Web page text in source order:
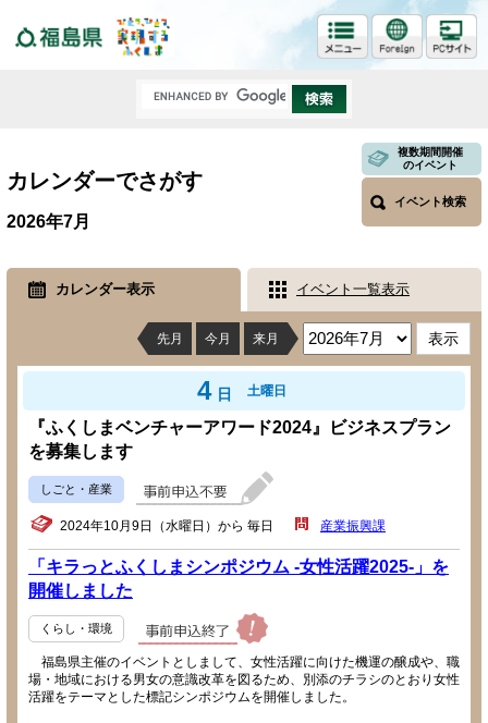
カレンダーでさがす
複数期間開催
のイベント
イベント検索
2026年7月
カレンダー表示 イベント一覧表示
先月 今月 来月
4 日 土曜日
『ふくしまベンチャーアワード2024』ビジネスプラン
を募集します
しごと・産業
2024年10月9日（水曜日）から 毎日 産業振興課
「キラっとふくしまシンポジウム -女性活躍2025-」を
開催しました
くらし・環境
福島県主催のイベントとしまして、女性活躍に向けた機運の醸成や、職
場・地域における男女の意識改革を図るため、別添のチラシのとおり女性
活躍をテーマとした標記シンポジウムを開催しました。